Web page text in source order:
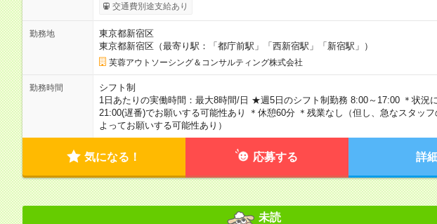
交通費別途支給あり
勤務地
東京都新宿区
東京都新宿区（最寄り駅：「都庁前駅」「西新宿駅」「新宿駅」）
芙蓉アウトソーシング＆コンサルティング株式会社
勤務時間
シフト制
1日あたりの実働時間：最大8時間/日 ★週5日のシフト制勤務 8:00～17:00 ＊状況
21:00(遅番)でお願いする可能性あり ＊休憩60分 ＊残業なし（但し、急なスタッ
よってお願いする可能性あり）
気になる！ 応募する 詳
未読